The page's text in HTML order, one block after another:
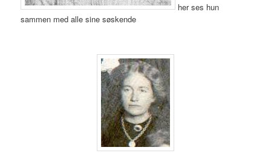
her ses hun
sammen med alle sine søskende